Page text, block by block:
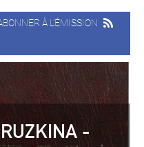
À L'ÉMISSION
-